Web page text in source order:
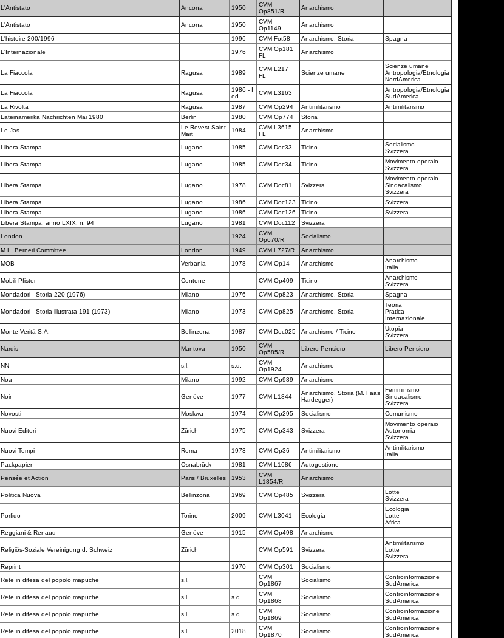
L'Antistato Ancona 1950
CVM
Op851/R
Anarchismo
L'Antistato Ancona 1950
CVM
Op1149
Anarchismo
L'histoire 200/1996 1996 CVM Fot58 Anarchismo, Storia
Spagna
L'Internazionale 1976
CVM Op181
FL
Anarchismo
La Fiaccola Ragusa 1989
CVM L217
FL
Scienze umane
Scienze umane
Antropologia/Etnologia
NordAmerica
La Fiaccola Ragusa
1986 - I
ed.
CVM L3163
Antropologia/Etnologia
SudAmerica
La Rivolta Ragusa 1987 CVM Op294 Antimilitarismo
Antimilitarismo
Lateinamerika Nachrichten Mai 1980 Berlin 1980 CVM Op774
Storia
Le Jas
Le Revest-Saint-
Mart
1984
CVM L3615
FL
Anarchismo
Libera Stampa Lugano 1985 CVM Doc33 Ticino
Socialismo
Svizzera
Libera Stampa Lugano 1985 CVM Doc34 Ticino
Movimento operaio
Svizzera
Libera Stampa Lugano 1978 CVM Doc81 Svizzera
Movimento operaio
Sindacalismo
Svizzera
Libera Stampa Lugano 1986 CVM Doc123 Ticino
Svizzera
Libera Stampa Lugano 1986 CVM Doc126 Ticino
Svizzera
Libera Stampa, anno LXIX, n. 94 Lugano 1981 CVM Doc112
Svizzera
London 1924
CVM
Op670/R
Socialismo
M.L. Berneri Committee London 1949 CVM L727/R
Anarchismo
MOB Verbania 1978 CVM Op14 Anarchismo
Anarchismo
Italia
Mobili Pfister Contone CVM Op409 Ticino
Anarchismo
Svizzera
Mondadori - Storia 220 (1976) Milano 1976 CVM Op823 Anarchismo, Storia Spagna
Mondadori - Storia illustrata 191 (1973) Milano 1973 CVM Op825 Anarchismo, Storia
Teoria
Pratica
Internazionale
Monte Verità S.A. Bellinzona 1987 CVM Doc025 Anarchismo / Ticino
Utopia
Svizzera
Nardis Mantova 1950
CVM
Op585/R
Libero Pensiero Libero Pensiero
NN s.l. s.d.
CVM
Op1924
Anarchismo
Noa Milano 1992 CVM Op989 Anarchismo
Noir Genève 1977 CVM L1844
Anarchismo, Storia (M. Faas
Hardegger)
Femminismo
Sindacalismo
Svizzera
Novosti Moskwa 1974 CVM Op295 Socialismo Comunismo
Nuovi Editori Zürich 1975 CVM Op343 Svizzera
Movimento operaio
Autonomia
Svizzera
Nuovi Tempi Roma 1973 CVM Op36 Antimilitarismo
Antimilitarismo
Italia
Packpapier Osnabrück 1981 CVM L1686
Autogestione
Pensée et Action Paris / Bruxelles 1953
CVM
L1854/R
Anarchismo
Politica Nuova Bellinzona 1969 CVM Op485 Svizzera
Lotte
Svizzera
Porfido Torino 2009 CVM L3041 Ecologia
Ecologia
Lotte
Africa
Reggiani & Renaud Genève 1915 CVM Op498 Anarchismo
Religiös-Soziale Vereinigung d. Schweiz Zürich CVM Op591 Svizzera
Antimilitarismo
Lotte
Svizzera
Reprint 1970 CVM Op301
Socialismo
Rete in difesa del popolo mapuche s.l.
CVM
Op1867
Socialismo
Controinformazione
SudAmerica
Rete in difesa del popolo mapuche s.l. s.d.
CVM
Op1868
Socialismo
Controinformazione
SudAmerica
Rete in difesa del popolo mapuche s.l. s.d.
CVM
Op1869
Socialismo
Controinformazione
SudAmerica
Rete in difesa del popolo mapuche s.l. 2018
CVM
Op1870
Socialismo
Controinformazione
SudAmerica